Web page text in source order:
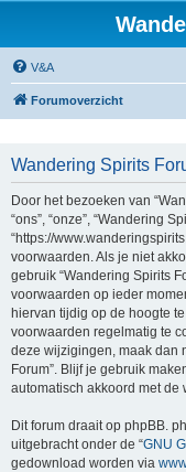
V&A
Forumoverzicht
Wandering Spirits
Door het bezoeken van
“ons”, “onze”, “Wandering
“https://
voorwaarden. Als je niet
gebruik “Wandering Spirits
voorwaarden op ieder
hiervan tijdig op de hoogte
voorwaarden regelmatig te
deze wijzigingen, maak dan
Forum”. Blijf je gebruik
automatisch akkoord met
Dit forum draait op phpBB.
uitgebracht onder de “GNU
gedownload worden via